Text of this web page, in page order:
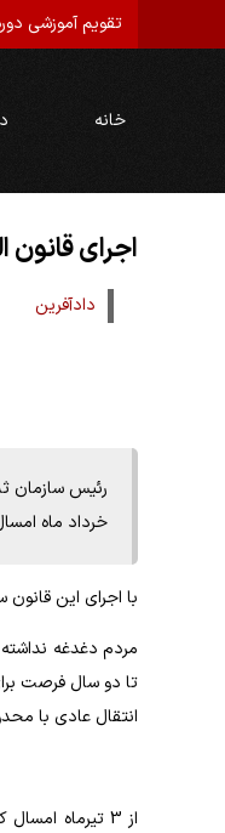
تقویم آموزشی
خانه
اجرای قانون
دادآفرین
خرداد ماه امسال در
با اجرای این
مردم دغدغه نداشته
تا دو سال فرصت
انتقال عادی با
از 3 تیرماه